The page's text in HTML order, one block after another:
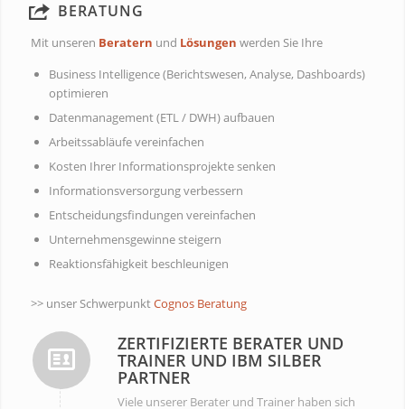
BERATUNG
Mit unseren Beratern und Lösungen werden Sie Ihre
Business Intelligence (Berichtswesen, Analyse, Dashboards)
optimieren
Datenmanagement (ETL / DWH) aufbauen
Arbeitssabläufe vereinfachen
Kosten Ihrer Informationsprojekte senken
Informationsversorgung verbessern
Entscheidungsfindungen vereinfachen
Unternehmensgewinne steigern
Reaktionsfähigkeit beschleunigen
>> unser SchwerpunktCognos Beratung
ZERTIFIZIERTE BERATER UND
TRAINER UND IBM SILBER
PARTNER
Viele unserer Berater und Trainer haben sich